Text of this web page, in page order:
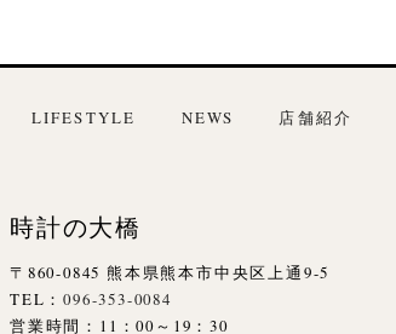
LIFESTYLE NEWS 店舗紹介
時計の大橋
〒860-0845 熊本県熊本市中央区上通9-5
TEL：096-353-0084
営業時間：11：00～19：30